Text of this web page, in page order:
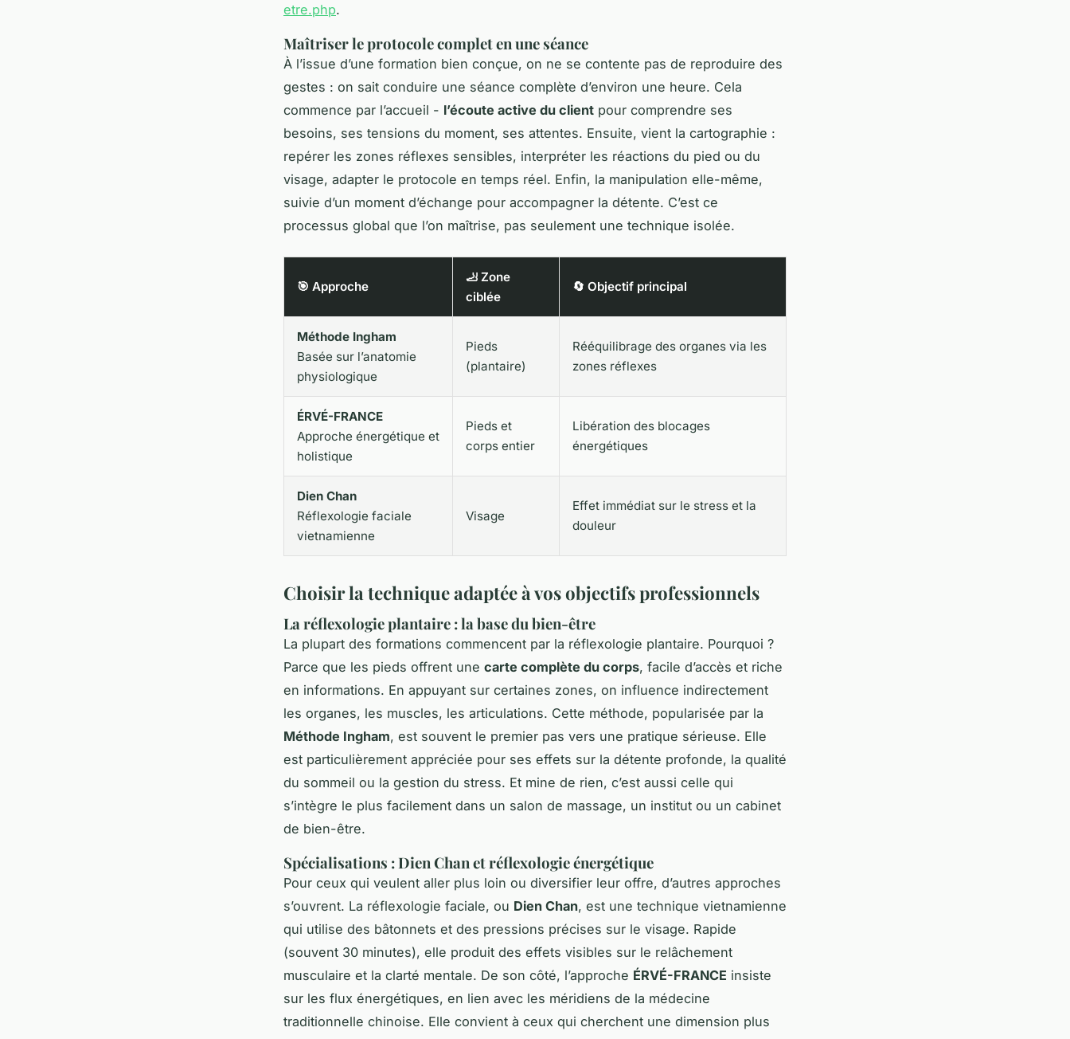
etre.php.
Maîtriser le protocole complet en une séance
À l’issue d’une formation bien conçue, on ne se contente pas de reproduire des
gestes : on sait conduire une séance complète d’environ une heure. Cela
commence par l’accueil - l’écoute active du client pour comprendre ses
besoins, ses tensions du moment, ses attentes. Ensuite, vient la cartographie :
repérer les zones réflexes sensibles, interpréter les réactions du pied ou du
visage, adapter le protocole en temps réel. Enfin, la manipulation elle-même,
suivie d’un moment d’échange pour accompagner la détente. C’est ce
processus global que l’on maîtrise, pas seulement une technique isolée.
🎯 Approche
🦶 Zone
ciblée
🔄 Objectif principal
Méthode Ingham
Basée sur l’anatomie
physiologique
Pieds
(plantaire)
Rééquilibrage des organes via les
zones réflexes
ÉRVÉ-FRANCE
Approche énergétique et
holistique
Pieds et
corps entier
Libération des blocages
énergétiques
Dien Chan
Réflexologie faciale
vietnamienne
Visage
Effet immédiat sur le stress et la
douleur
Choisir la technique adaptée à vos objectifs professionnels
La réflexologie plantaire : la base du bien-être
La plupart des formations commencent par la réflexologie plantaire. Pourquoi ?
Parce que les pieds offrent une carte complète du corps, facile d’accès et riche
en informations. En appuyant sur certaines zones, on influence indirectement
les organes, les muscles, les articulations. Cette méthode, popularisée par la
Méthode Ingham, est souvent le premier pas vers une pratique sérieuse. Elle
est particulièrement appréciée pour ses effets sur la détente profonde, la qualité
du sommeil ou la gestion du stress. Et mine de rien, c’est aussi celle qui
s’intègre le plus facilement dans un salon de massage, un institut ou un cabinet
de bien-être.
Spécialisations : Dien Chan et réflexologie énergétique
Pour ceux qui veulent aller plus loin ou diversifier leur offre, d’autres approches
s’ouvrent. La réflexologie faciale, ou Dien Chan, est une technique vietnamienne
qui utilise des bâtonnets et des pressions précises sur le visage. Rapide
(souvent 30 minutes), elle produit des effets visibles sur le relâchement
musculaire et la clarté mentale. De son côté, l’approche ÉRVÉ-FRANCE insiste
sur les flux énergétiques, en lien avec les méridiens de la médecine
traditionnelle chinoise. Elle convient à ceux qui cherchent une dimension plus